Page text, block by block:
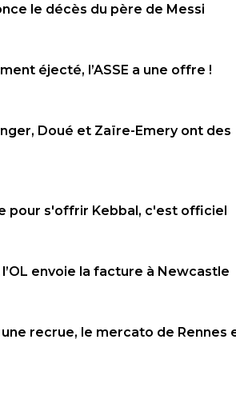
le décès du père de Messi
éjecté, l’ASSE a une offre !
Doué et Zaïre-Emery ont des
pour s'offrir Kebbal, c'est officiel
envoie la facture à Newcastle
recrue, le mercato de Rennes